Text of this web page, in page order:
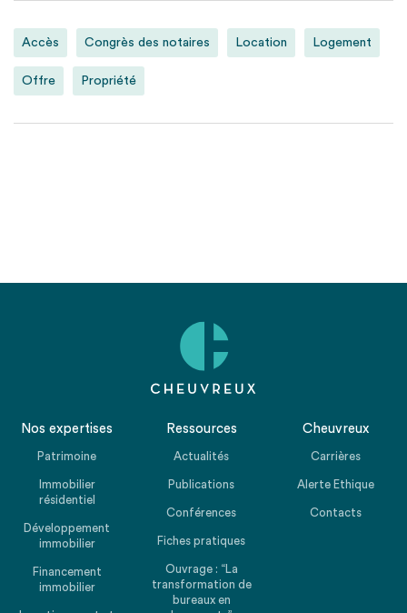
Accès Congrès des notaires Location Logement
Offre Propriété
Nos expertises
Patrimoine
Immobilier
résidentiel
Développement
immobilier
Financement
immobilier
Ressources
Actualités
Publications
Conférences
Fiches pratiques
Ouvrage : “La
transformation de
bureaux en
Cheuvreux
Carrières
Alerte Ethique
Contacts